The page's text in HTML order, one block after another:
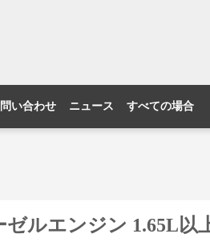
い合わせ ニュース すべての場合
ルエンジン 1.65L